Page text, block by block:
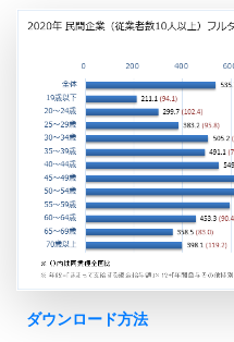
ダウンロード方法